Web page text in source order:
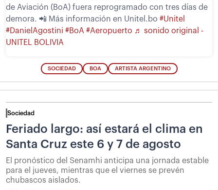
de Aviación (BoA) fuera reprogramado con tres días de
demora. 📲 Más información en Unitel.bo #Unitel
#DanielAgostini #BoA #Aeropuerto ♬ sonido original -
UNITEL BOLIVIA
SOCIEDAD BOA ARTISTA ARGENTINO
Sociedad
Feriado largo: así estará el clima en
Santa Cruz este 6 y 7 de agosto
El pronóstico del Senamhi anticipa una jornada estable
para el jueves, mientras que el viernes se prevén
chubascos aislados.